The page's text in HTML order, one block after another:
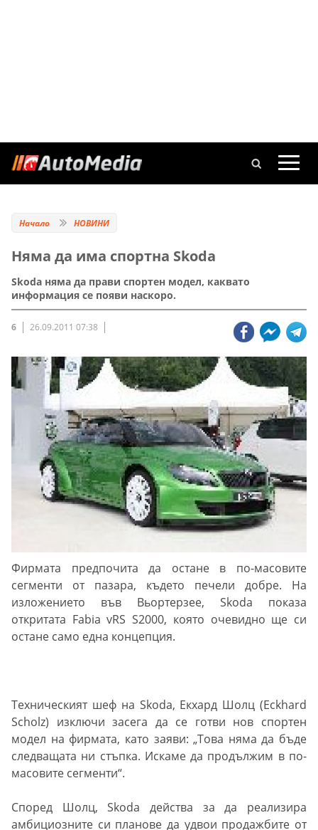
Начало НОВИНИ
Няма да има спортна Skoda
Skoda няма да прави спортен модел, каквато
информация се появи наскоро.
6 26.09.2011 07:38
Фирмата предпочита да остане в по-масовите
сегменти от пазара, където печели добре. На
изложението във Вьортерзее, Skoda показа
откритата Fabia vRS S2000, която очевидно ще си
остане само една концепция.
Техническият шеф на Skoda, Екхард Шолц (Eckhard
Scholz) изключи засега да се готви нов спортен
модел на фирмата, като заяви: „Това няма да бъде
следващата ни стъпка. Искаме да продължим в по-
масовите сегменти“.
Според Шолц, Skoda действа за да реализира
амбициозните си планове да удвои продажбите от